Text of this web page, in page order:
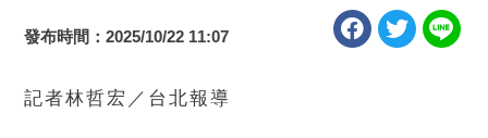
發布時間：2025/10/22 11:07
記者林哲宏／台北報導